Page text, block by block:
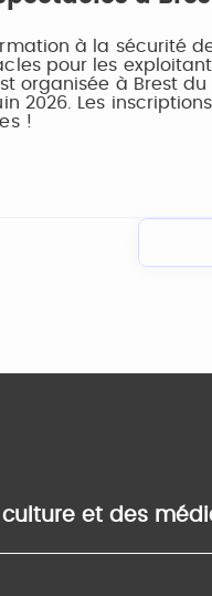
à la sécurité
pour les
organisée à Brest du
2026. Les
!
et des